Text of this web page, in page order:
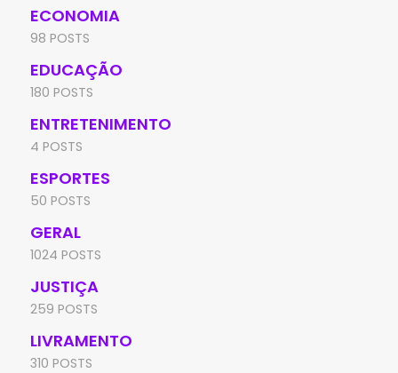
ECONOMIA
98 POSTS
EDUCAÇÃO
180 POSTS
ENTRETENIMENTO
4 POSTS
ESPORTES
50 POSTS
GERAL
1024 POSTS
JUSTIÇA
259 POSTS
LIVRAMENTO
310 POSTS